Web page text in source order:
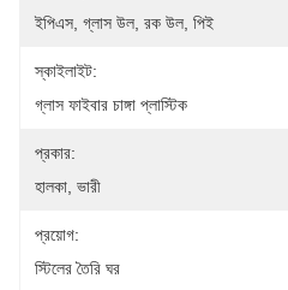
ইপিএস, গ্লাস উল, রক উল, পিই
স্কাইলাইট:
গ্লাস ফাইবার চাঙ্গা প্লাস্টিক
প্রকার:
হালকা, ভারী
প্রয়োগ:
স্টিলের তৈরি ঘর